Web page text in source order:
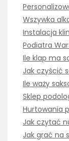
Wszywka
Instalacja
Podiatra
Ile klap ma
Jak czyścić
Ile waży
Sklep
Hurtowania
Jak czytać
Jak grać na